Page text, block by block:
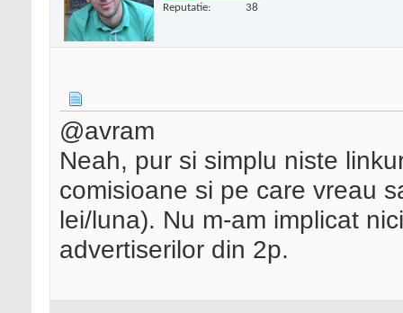
Reputatie: 38
@avram
Neah, pur si simplu niste
comisioane si pe care vreau
lei/luna). Nu m-am implicat
advertiserilor din 2p.